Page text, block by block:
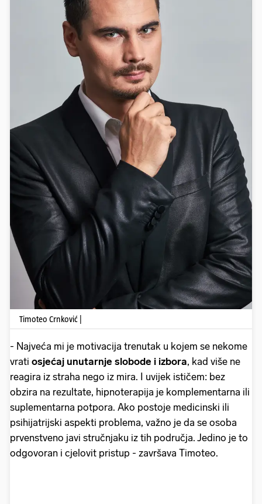
Timoteo Crnković |
- Najveća mi je motivacija trenutak u kojem se nekome
vrati osjećaj unutarnje slobode i izbora, kad više ne
reagira iz straha nego iz mira. I uvijek ističem: bez
obzira na rezultate, hipnoterapija je komplementarna ili
suplementarna potpora. Ako postoje medicinski ili
psihijatrijski aspekti problema, važno je da se osoba
prvenstveno javi stručnjaku iz tih područja. Jedino je to
odgovoran i cjelovit pristup - završava Timoteo.